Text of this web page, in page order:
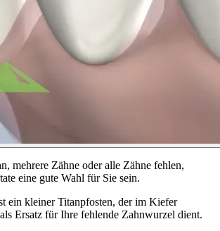
mehrere Zähne oder alle Zähne fehlen,
eine gute Wahl für Sie sein.
ein kleiner Titanpfosten, der im Kiefer
Ersatz für Ihre fehlende Zahnwurzel dient.